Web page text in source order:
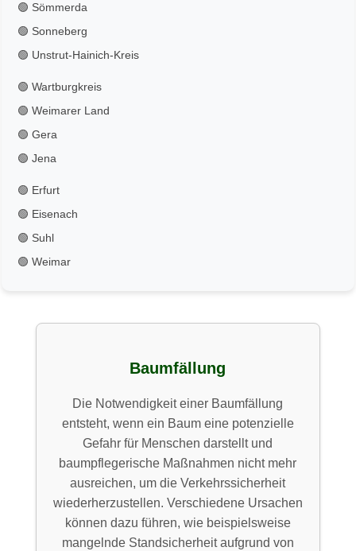
🟢 Sömmerda
🟢 Sonneberg
🟢 Unstrut-Hainich-Kreis
🟢 Wartburgkreis
🟢 Weimarer Land
🟢 Gera
🟢 Jena
🟢 Erfurt
🟢 Eisenach
🟢 Suhl
🟢 Weimar
Baumfällung
Die Notwendigkeit einer Baumfällung
entsteht, wenn ein Baum eine potenzielle
Gefahr für Menschen darstellt und
baumpflegerische Maßnahmen nicht mehr
ausreichen, um die Verkehrssicherheit
wiederherzustellen. Verschiedene Ursachen
können dazu führen, wie beispielsweise
mangelnde Standsicherheit aufgrund von